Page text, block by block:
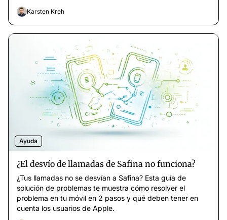
Karsten Kreh
Ayuda
¿El desvío de llamadas de Safina no funciona?
¿Tus llamadas no se desvían a Safina? Esta guía de
solución de problemas te muestra cómo resolver el
problema en tu móvil en 2 pasos y qué deben tener en
cuenta los usuarios de Apple.